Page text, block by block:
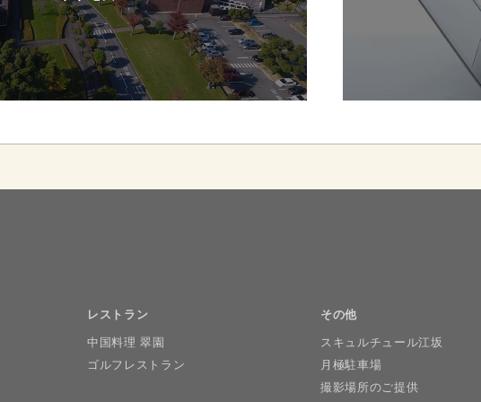
レストラン
中国料理 翠園
ゴルフレストラン
その他
スキュルチュール江坂
月極駐車場
撮影場所のご提供